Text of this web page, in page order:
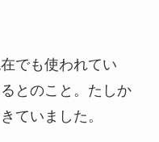
でも使われてい
とのこと。たしか
ていました。